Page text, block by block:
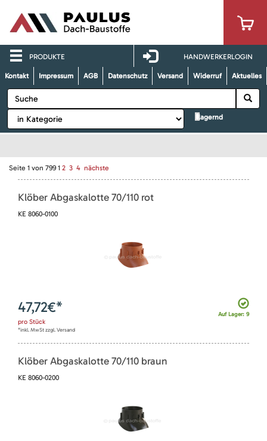
PRODUKTE HANDWERKERLOGIN
Kontakt Impressum AGB Datenschutz Versand Widerruf Aktuelles
lagernd
Seite 1 von 799 1 2 3 4 nächste
Klöber Abgaskalotte 70/110 rot
KE 8060-0100
Auf Lager: 9
47,72€*
pro Stück
*inkl. MwSt zzgl. Versand
Klöber Abgaskalotte 70/110 braun
KE 8060-0200